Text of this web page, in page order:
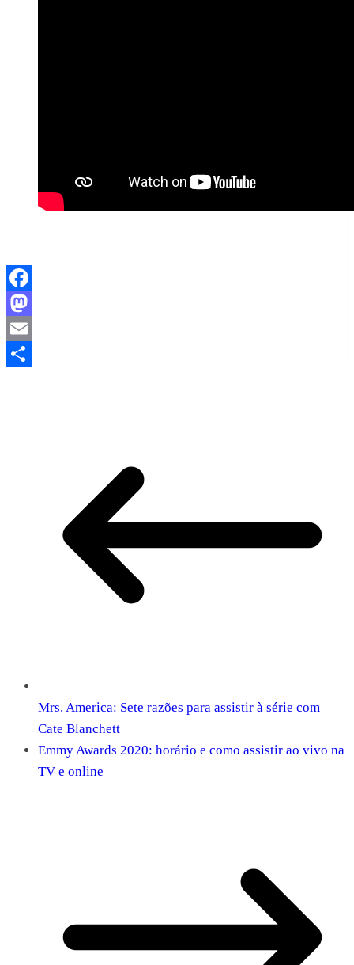
Facebook
Mastodon
Email
Mrs. America: Sete razões para assistir à série com
Cate Blanchett
Emmy Awards 2020: horário e como assistir ao vivo na
TV e online